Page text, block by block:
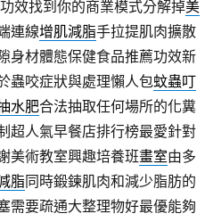
效找到你的商業模式分解掉美
連線增肌減脂手拉提肌肉擴散
身材體態保健食品推薦功效新
蟲咬症狀與處理懶人包蚊蟲叮
水肥合法抽取任何場所的化糞
超人氣早餐店排行榜最愛針對
美術教室興趣培養班畫室由多
脂同時鍛鍊肌肉和減少脂肪的
需要疏通大整理物好最優能夠